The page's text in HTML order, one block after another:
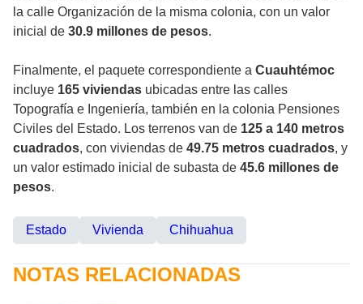
la calle Organización de la misma colonia, con un valor
inicial de 30.9 millones de pesos.
Finalmente, el paquete correspondiente a Cuauhtémoc
incluye 165 viviendas ubicadas entre las calles
Topografía e Ingeniería, también en la colonia Pensiones
Civiles del Estado. Los terrenos van de 125 a 140 metros
cuadrados, con viviendas de 49.75 metros cuadrados, y
un valor estimado inicial de subasta de 45.6 millones de
pesos.
Estado Vivienda Chihuahua
NOTAS RELACIONADAS